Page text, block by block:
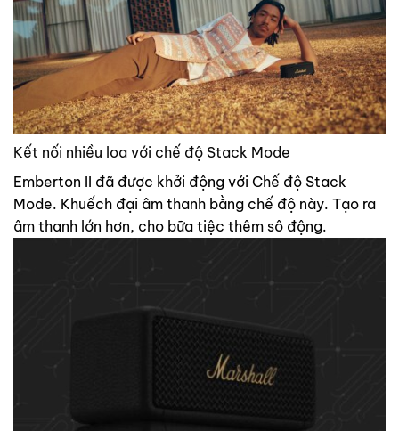
Kết nối nhiều loa với chế độ Stack Mode
Emberton II đã được khởi động với Chế độ Stack
Mode. Khuếch đại âm thanh bằng chế độ này. Tạo ra
âm thanh lớn hơn, cho bữa tiệc thêm sô động.